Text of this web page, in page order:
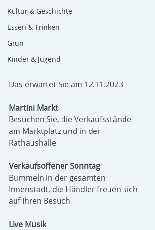
Kultur & Geschichte
Essen & Trinken
Grün
Kinder & Jugend
Das erwartet Sie am 12.11.2023
Martini Markt
Besuchen Sie, die Verkaufsstände
am Marktplatz und in der
Rathaushalle
Verkaufsoffener Sonntag
Bummeln in der gesamten
Innenstadt, die Händler freuen sich
auf Ihren Besuch
Live Musik